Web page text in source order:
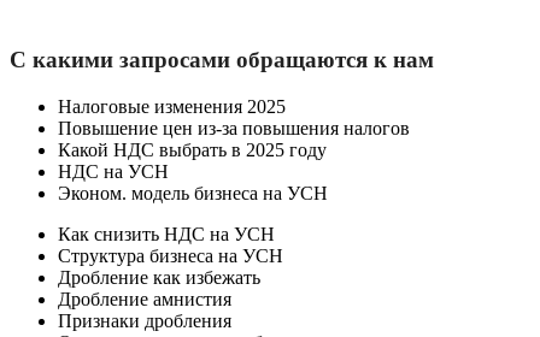
С какими запросами обращаются к нам
Налоговые изменения 2025
Повышение цен из-за повышения налогов
Какой НДС выбрать в 2025 году
НДС на УСН
Эконом. модель бизнеса на УСН
Как снизить НДС на УСН
Структура бизнеса на УСН
Дробление как избежать
Дробление амнистия
Признаки дробления